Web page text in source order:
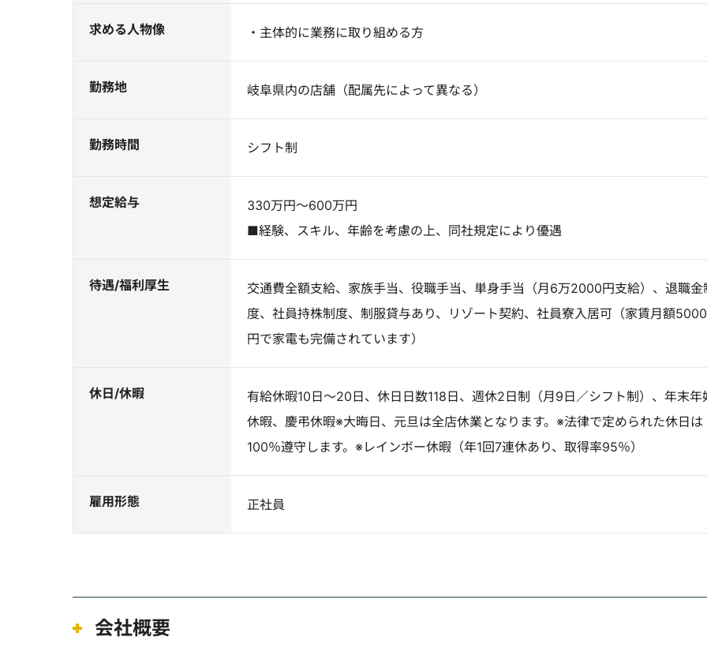
求める人物像 ・主体的に業務に取り組める方
勤務地 岐阜県内の店舗（配属先によって異なる）
勤務時間 シフト制
想定給与
330万円～600万円
■経験、スキル、年齢を考慮の上、同社規定により優遇
待遇/福利厚生
交通費全額支給、家族手当、役職手当、単身手当（月6万2000円支給）、退職金
度、社員持株制度、制服貸与あり、リゾート契約、社員寮入居可（家賃月額5000
円で家電も完備されています）
休日/休暇
有給休暇10日～20日、休日日数118日、週休2日制（月9日／シフト制）、年末年
休暇、慶弔休暇※大晦日、元旦は全店休業となります。※法律で定められた休日は
100％遵守します。※レインボー休暇（年1回7連休あり、取得率95％）
雇用形態 正社員
会社概要